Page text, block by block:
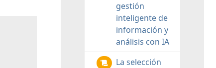
gestión
inteligente de
información y
análisis con IA
La selección